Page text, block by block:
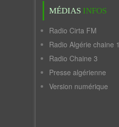
MÉDIAS INFOS
Radio Cirta FM
Radio Algérie chaine 1
Radio Chaine 3
Presse algérienne
Version numérique